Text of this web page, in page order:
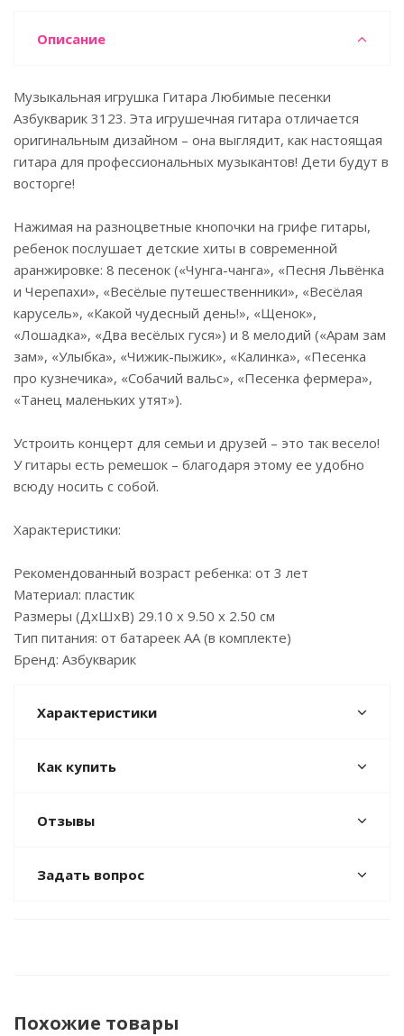
Описание
Музыкальная игрушка Гитара Любимые песенки
Азбукварик 3123. Эта игрушечная гитара отличается
оригинальным дизайном – она выглядит, как настоящая
гитара для профессиональных музыкантов! Дети будут в
восторге!
Нажимая на разноцветные кнопочки на грифе гитары,
ребенок послушает детские хиты в современной
аранжировке: 8 песенок («Чунга-чанга», «Песня Львёнка
и Черепахи», «Весёлые путешественники», «Весёлая
карусель», «Какой чудесный день!», «Щенок»,
«Лошадка», «Два весёлых гуся») и 8 мелодий («Арам зам
зам», «Улыбка», «Чижик-пыжик», «Калинка», «Песенка
про кузнечика», «Собачий вальс», «Песенка фермера»,
«Танец маленьких утят»).
Устроить концерт для семьи и друзей – это так весело!
У гитары есть ремешок – благодаря этому ее удобно
всюду носить с собой.
Характеристики:
Рекомендованный возраст ребенка: от 3 лет
Материал: пластик
Размеры (ДхШхВ) 29.10 x 9.50 x 2.50 см
Тип питания: от батареек AA (в комплекте)
Бренд: Азбукварик
Характеристики
Как купить
Отзывы
Задать вопрос
Похожие товары